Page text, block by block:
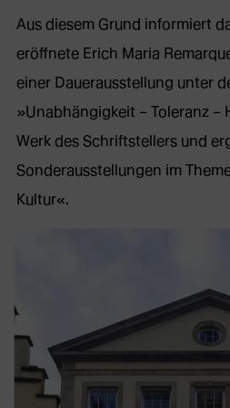
Aus diesem Grund informiert
eröffnete Erich Maria
einer Dauerausstellung unter
»Unabhängigkeit – Toleranz –
Werk des Schriftstellers und
Sonderausstellungen im
Kultur«.